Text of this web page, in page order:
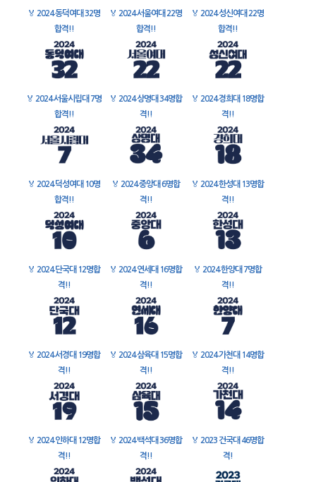
🏅 2024 동덕여대 32명
합격!!
🏅 2024 서울여대 22명
합격!!
🏅 2024 성신여대 22명
합격!!
🏅 2024 서울시립대 7명
합격!!
🏅 2024 상명대 34명합
격!!
🏅 2024 경희대 18명합
격!!
🏅 2024 덕성여대 10명
합격!!
🏅 2024 중앙대 6명합
격!!
🏅 2024 한성대 13명합
격!!
🏅 2024 단국대 12명합
격!!
🏅 2024 연세대 16명합
격!!
🏅 2024 한양대 7명합
격!!
🏅 2024 서경대 19명합
격!!
🏅 2024 삼육대 15명합
격!!
🏅 2024 가천대 14명합
격!!
🏅 2024 인하대 12명합
격!!
🏅 2024 백석대 36명합
격!!
🏅 2023 건국대 46명합
격!